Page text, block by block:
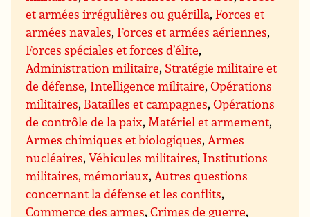
et armées irrégulières ou guérilla,Forces et
armées navales,Forces et armées aériennes,
Forces spéciales et forces d’élite,
Administration militaire, Stratégie militaire et
de défense, Intelligence militaire,Opérations
militaires, Batailles et campagnes,Opérations
de contrôle de la paix,Matériel et armement,
Armes chimiques et biologiques,Armes
nucléaires,Véhicules militaires, Institutions
militaires, mémoriaux,Autres questions
concernant la défense et les conflits,
Commerce des armes,Crimes de guerre,